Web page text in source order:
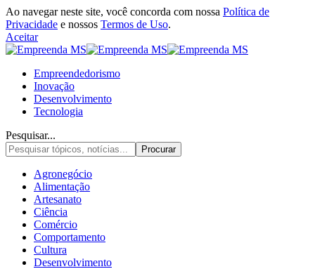
Ao navegar neste site, você concorda com nossa Política de
Privacidade e nossos Termos de Uso.
Aceitar
Empreendedorismo
Inovação
Desenvolvimento
Tecnologia
Pesquisar...
Agronegócio
Alimentação
Artesanato
Ciência
Comércio
Comportamento
Cultura
Desenvolvimento